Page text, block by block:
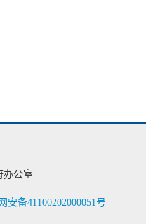
办公室
安备41100202000051号